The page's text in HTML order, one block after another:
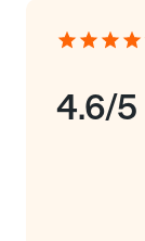
4.6/5